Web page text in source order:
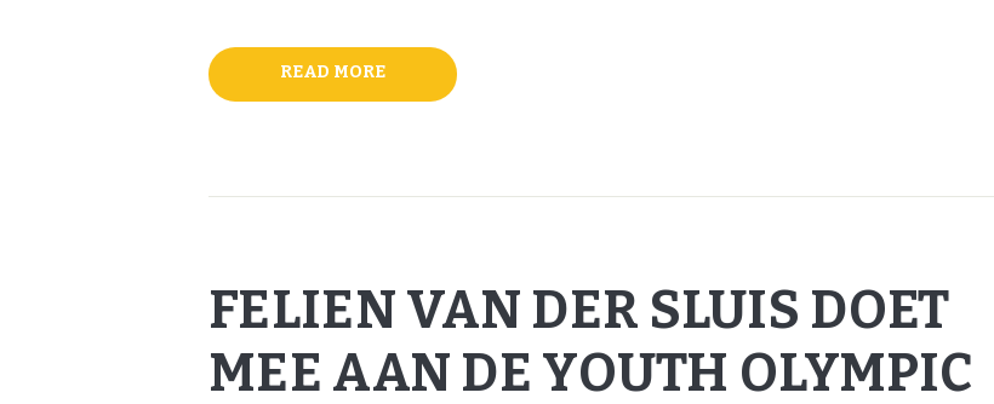
READ MORE
FELIEN VAN DER SLUIS DOET
MEE AAN DE YOUTH OLYMPIC